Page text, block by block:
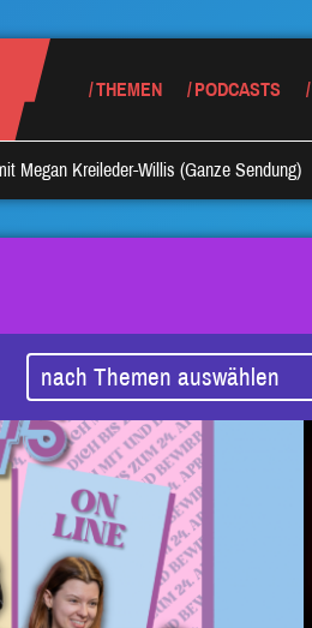
THEMEN PODCASTS
Megan Kreileder-Willis (Ganze Sendung)